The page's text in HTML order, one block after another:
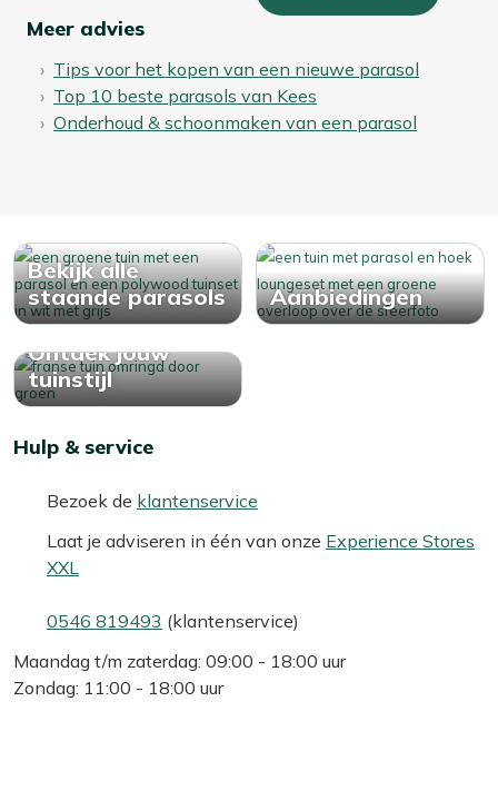
Meer advies
Tips voor het kopen van een nieuwe parasol
Top 10 beste parasols van Kees
Onderhoud & schoonmaken van een parasol
Bekijk alle
staande parasols
Aanbiedingen
Ontdek jouw
tuinstijl
Hulp & service
Bezoek de klantenservice
Laat je adviseren in één van onze Experience Stores
XXL
0546 819493 (klantenservice)
Maandag t/m zaterdag: 09:00 - 18:00 uur
Zondag: 11:00 - 18:00 uur